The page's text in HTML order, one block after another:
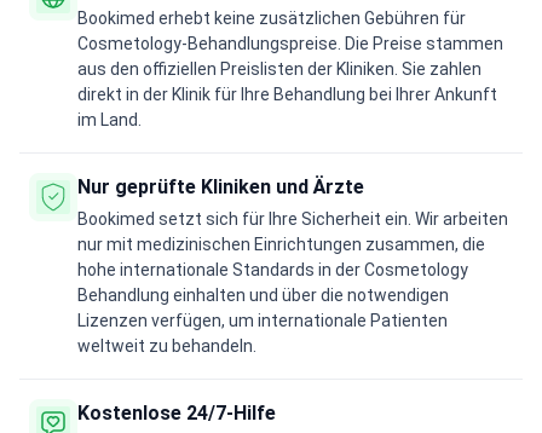
Bookimed erhebt keine zusätzlichen Gebühren für
Cosmetology-Behandlungspreise. Die Preise stammen
aus den offiziellen Preislisten der Kliniken. Sie zahlen
direkt in der Klinik für Ihre Behandlung bei Ihrer Ankunft
im Land.
Nur geprüfte Kliniken und Ärzte
Bookimed setzt sich für Ihre Sicherheit ein. Wir arbeiten
nur mit medizinischen Einrichtungen zusammen, die
hohe internationale Standards in der Cosmetology
Behandlung einhalten und über die notwendigen
Lizenzen verfügen, um internationale Patienten
weltweit zu behandeln.
Kostenlose 24/7-Hilfe